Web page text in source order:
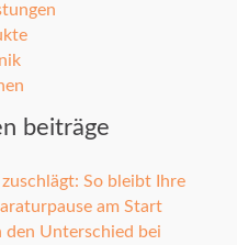
beiträge
So bleibt Ihre
am Start
den Unterschied bei